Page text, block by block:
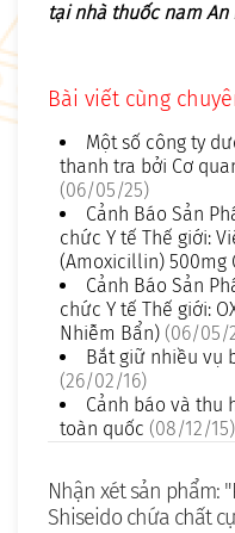
tại nhà thuốc nam An
Bài viết cùng
Một số công ty
thanh tra bởi Cơ
(06/05/25)
Cảnh Báo Sản
chức Y tế Thế giới:
(Amoxicillin) 500mg
Cảnh Báo Sản
chức Y tế Thế giới:
Nhiễm Bẩn) (06/05/
Bắt giữ nhiều vụ
(26/02/16)
Cảnh báo và thu
toàn quốc (08/12/15)
Nhận xét sản phẩm:
Shiseido chứa chất